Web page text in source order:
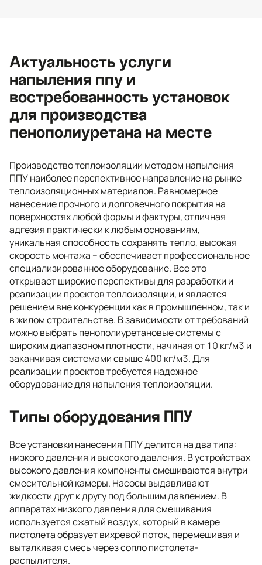
Актуальность услуги
напыления ппу и
востребованность установок
для производства
пенополиуретана на месте
Производство теплоизоляции методом напыления
ППУ наиболее перспективное направление на рынке
теплоизоляционных материалов. Равномерное
нанесение прочного и долговечного покрытия на
поверхностях любой формы и фактуры, отличная
адгезия практически к любым основаниям,
уникальная способность сохранять тепло, высокая
скорость монтажа – обеспечивает профессиональное
специализированное оборудование. Все это
открывает широкие перспективы для разработки и
реализации проектов теплоизоляции, и является
решением вне конкуренции как в промышленном, так и
в жилом строительстве. В зависимости от требований
можно выбрать пенополиуретановые системы с
широким диапазоном плотности, начиная от 10 кг/м3 и
заканчивая системами свыше 400 кг/м3. Для
реализации проектов требуется надежное
оборудование для напыления теплоизоляции.
Типы оборудования ППУ
Все установки нанесения ППУ делится на два типа:
низкого давления и высокого давления. В устройствах
высокого давления компоненты смешиваются внутри
смесительной камеры. Насосы выдавливают
жидкости друг к другу под большим давлением. В
аппаратах низкого давления для смешивания
используется сжатый воздух, который в камере
пистолета образует вихревой поток, перемешивая и
выталкивая смесь через сопло пистолета-
распылителя.